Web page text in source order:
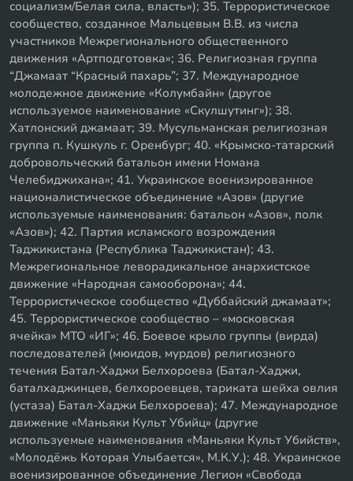
социализм/Белая сила, власть»); 35. Террористическое
сообщество, созданное Мальцевым В.В. из числа
участников Межрегионального общественного
движения «Артподготовка»; 36. Религиозная группа
“Джамаат “Красный пахарь”; 37. Международное
молодежное движение «Колумбайн» (другое
используемое наименование «Скулшутинг»); 38.
Хатлонский джамаат; 39. Мусульманская религиозная
группа п. Кушкуль г. Оренбург; 40. «Крымско-татарский
добровольческий батальон имени Номана
Челебиджихана»; 41. Украинское военизированное
националистическое объединение «Азов» (другие
используемые наименования: батальон «Азов», полк
«Азов»); 42. Партия исламского возрождения
Таджикистана (Республика Таджикистан); 43.
Межрегиональное леворадикальное анархистское
движение «Народная самооборона»; 44.
Террористическое сообщество «Дуббайский джамаат»;
45. Террористическое сообщество – «московская
ячейка» МТО «ИГ»; 46. Боевое крыло группы (вирда)
последователей (мюидов, мурдов) религиозного
течения Батал-Хаджи Белхороева (Батал-Хаджи,
баталхаджинцев, белхороевцев, тариката шейха овлия
(устаза) Батал-Хаджи Белхороева); 47. Международное
движение «Маньяки Культ Убийц» (другие
используемые наименования «Маньяки Культ Убийств»,
«Молодёжь Которая Улыбается», М.К.У.); 48. Украинское
военизированное объединение Легион «Свобода